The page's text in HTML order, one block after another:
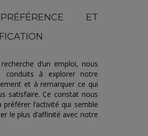
ET
d’un emploi, nous
conduits à explorer notre
et à remarquer ce qui
satisfaire. Ce constat nous
préférer l’activité qui semble
le plus d’affinité avec notre